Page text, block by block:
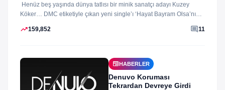
Henüz beş yaşında dünya tatlısı bir minik sanatçı adayı Kuzey
Köker… DMC etiketiyle çıkan yeni single’ı ‘Hayat Bayram Olsa’nın
trending_up159,852 comment11
newspaperHABERLER
Denuvo Koruması
Tekrardan Devreye Girdi